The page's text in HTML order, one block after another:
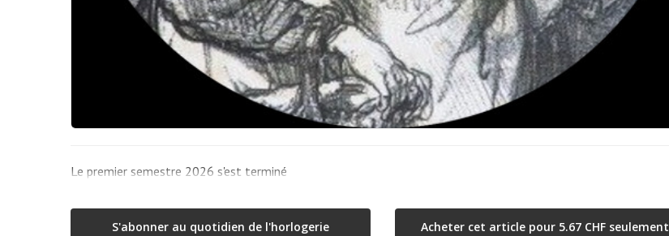
Le premier semestre 2026 s'est terminé
S'abonner au quotidien de l'horlogerie Acheter cet article pour 5.67 CHF seulement